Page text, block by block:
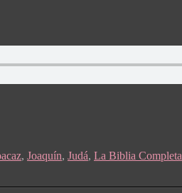
, Joaquín, Judá, La Biblia Completa